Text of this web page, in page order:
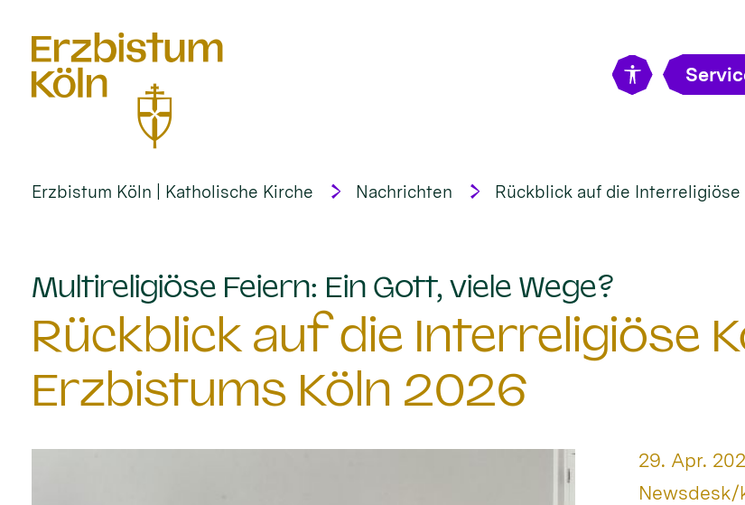
Erzbistum Köln | Katholische Kirche Nachrichten Rückblick auf die
Multireligiöse Feiern: Ein Gott, viele Wege?
Rückblick auf die Interreligiöse
Erzbistums Köln 2026
Datum:
29. Apr.
Von:
Newsdesk/